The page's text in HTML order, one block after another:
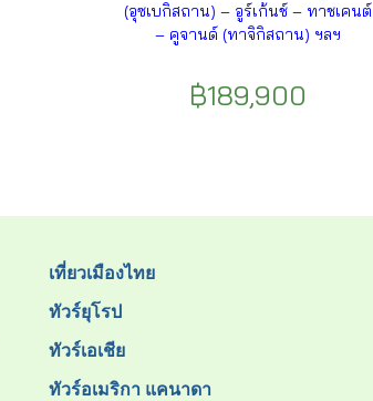
(อุซเบกิสถาน) – อูร์เก้นช์ – ทาชเคนต์
– คูจานด์ (ทาจิกิสถาน) ฯลฯ
฿189,900
เที่ยวเมืองไทย
ทัวร์ยุโรป
ทัวร์เอเชีย
ทัวร์อเมริกา แคนาดา